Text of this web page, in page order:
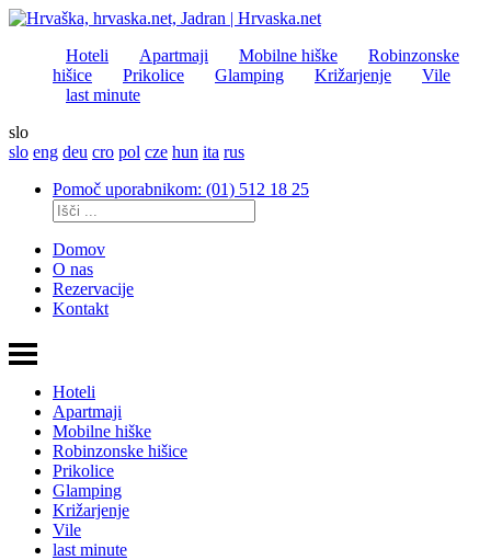
Hoteli Apartmaji Mobilne hiške
Robinzonske
hišice
Prikolice Glamping Križarjenje
Vile
last minute
slo
slo eng deu cro pol cze hun ita rus
Pomoč uporabnikom: (01) 512 18 25
Domov
O nas
Rezervacije
Kontakt
Hoteli
Apartmaji
Mobilne hiške
Robinzonske hišice
Prikolice
Glamping
Križarjenje
Vile
last minute